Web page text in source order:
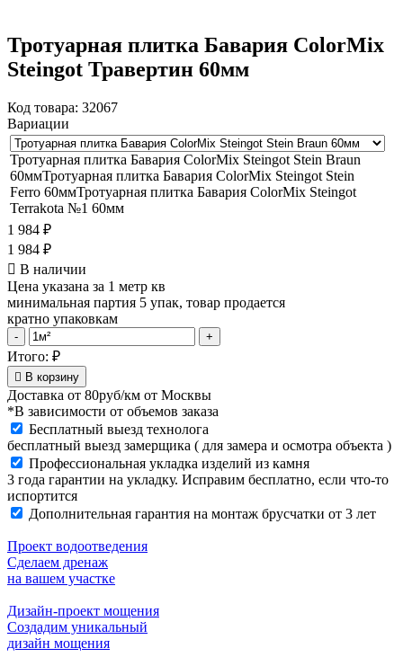
Тротуарная плитка Бавария ColorMix
Steingot Травертин 60мм
Код товара: 32067
Вариации
Тротуарная плитка Бавария ColorMix Steingot Stein Braun
60ммТротуарная плитка Бавария ColorMix Steingot Stein
Ferro 60ммТротуарная плитка Бавария ColorMix Steingot
Terrakota №1 60мм
1 984 ₽
1 984 ₽
В наличии
Цена указана за 1 метр кв
минимальная партия 5 упак, товар продается
кратно упаковкам
Тротуарная
плитка
Бавария
ColorMix
Steingot
Травертин
60мм
quantity
- +
Итого: ₽
В корзину
Доставка от 80руб/км от Москвы
*В зависимости от объемов заказа
Бесплатный выезд технолога
бесплатный выезд замерщика ( для замера и осмотра объекта )
Профессиональная укладка изделий из камня
3 года гарантии на укладку. Исправим бесплатно, если что-то
испортится
Дополнительная гарантия на монтаж брусчатки от 3 лет
Проект водоотведения
Сделаем дренаж
на вашем участке
Дизайн-проект мощения
Создадим уникальный
дизайн мощения